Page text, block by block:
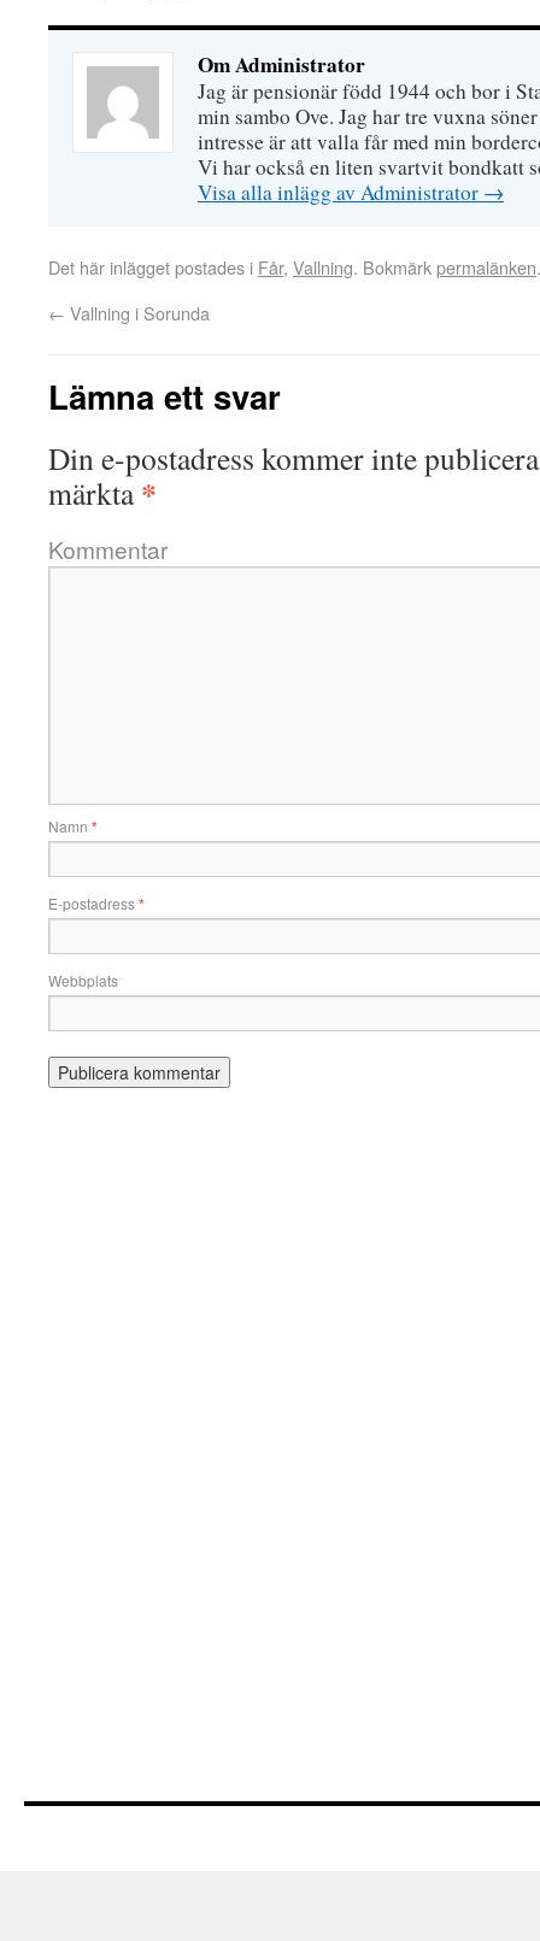
Om Administrator
Jag är pensionär född 1944 och bor i
min sambo Ove. Jag har tre vuxna
intresse är att valla får med min
Vi har också en liten svartvit bondkatt
Visa alla inlägg av Administrator →
Det här inlägget postades i Får, Vallning. Bokmärkpermalänken.
← Vallning i Sorunda
Lämna ett svar
Din e-postadress kommer inte
märkta*
Kommentar
Namn *
E-postadress*
Webbplats